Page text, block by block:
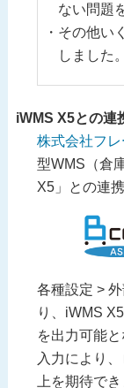
ない問題
その他い
しました。
iWMS X5との連
株式会社フ
型WMS（倉
X5」との連
各種設定 >
り、iWMS
を出力可能と
入力により
上を期待でき